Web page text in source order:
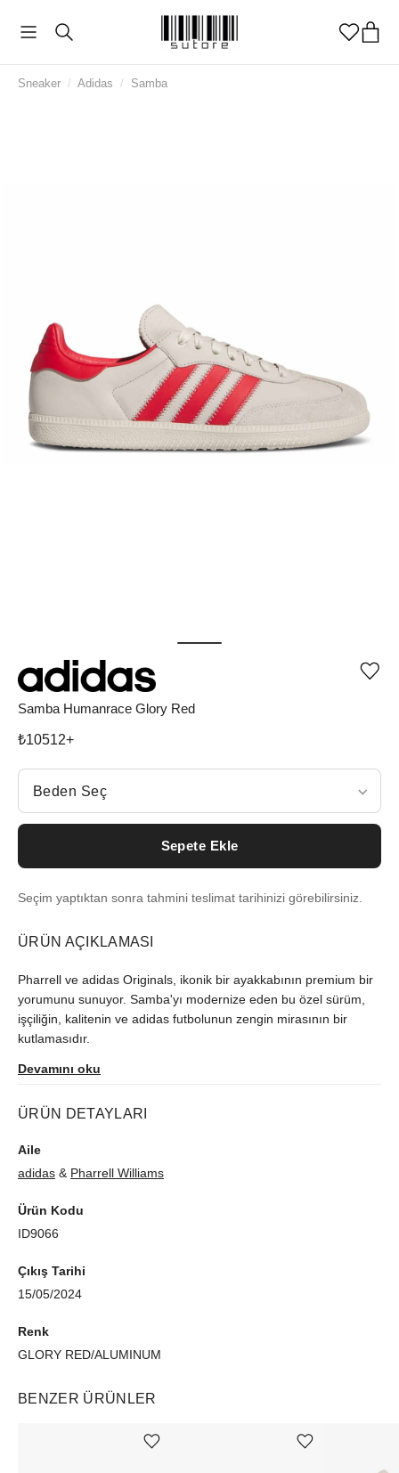
Sneaker / Adidas / Samba
Samba Humanrace Glory Red
₺10512+
Beden Seç
Beden Seç
Sepete Ekle
Seçim yaptıktan sonra tahmini teslimat tarihinizi görebilirsiniz.
ÜRÜN AÇIKLAMASI
Pharrell ve adidas Originals, ikonik bir ayakkabının premium bir
yorumunu sunuyor. Samba'yı modernize eden bu özel sürüm,
işçiliğin, kalitenin ve adidas futbolunun zengin mirasının bir
kutlamasıdır.
Devamını oku
ÜRÜN DETAYLARI
Aile
adidas & Pharrell Williams
Ürün Kodu
ID9066
Çıkış Tarihi
15/05/2024
Renk
GLORY RED/ALUMINUM
BENZER ÜRÜNLER
Ürünü istek listesine ekle veya listeden çıkar Ürünü istek listesine ekle veya listeden çıkar